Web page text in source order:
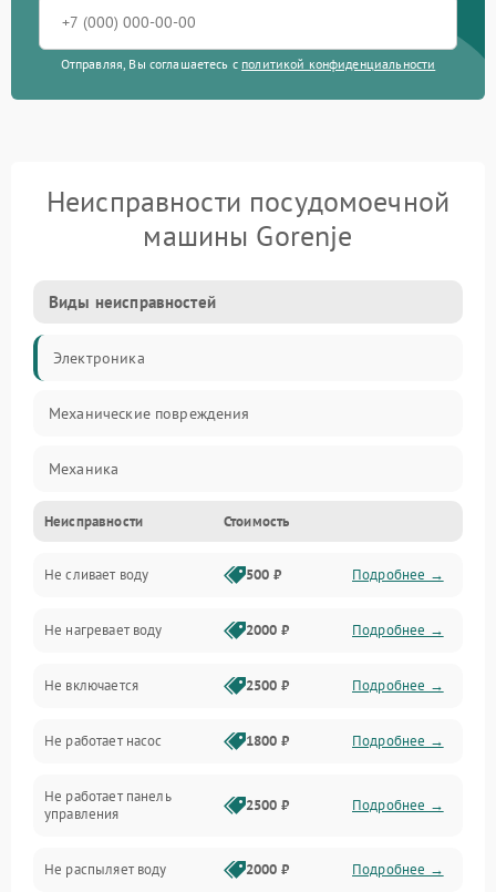
Отправляя, Вы соглашаетесь с политикой конфиденциальности
Неисправности посудомоечной
машины Gorenje
Виды неисправностей
Электроника
Механические повреждения
Механика
Управление
Электропитание
Датчики
Нагрев
Вода
Гигиена
Программное обеспечение
Неисправности Стоимость
Не сливает воду 500 ₽ Подробнее →
Не нагревает воду 2000 ₽ Подробнее →
Не включается 2500 ₽ Подробнее →
Не работает насос 1800 ₽ Подробнее →
Не работает панель
управления
2500 ₽ Подробнее →
Не распыляет воду 2000 ₽ Подробнее →